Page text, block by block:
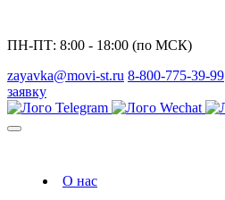
ПН-ПТ: 8:00 - 18:00 (по МСК)
zayavka@movi-st.ru 8-800-775-39-99
заявку
О нас